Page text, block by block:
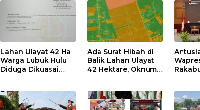
Transparansi
Dipertanyakan
Lahan Ulayat 42 Ha
Warga Lubuk Hulu
Diduga Dikuasai
Minta BPN & Polisi
Usut Tuntas
Ada Surat Hibah di
Balik Lahan Ulayat
42 Hektare, Oknum
Beli
Hilir